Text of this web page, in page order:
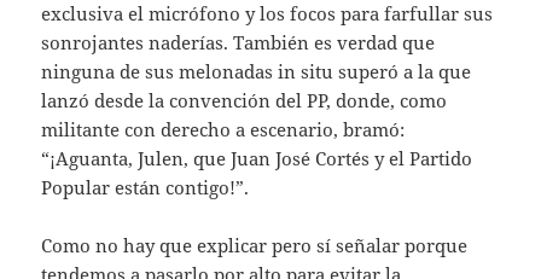
exclusiva el micrófono y los focos para farfullar sus
sonrojantes naderías. También es verdad que
ninguna de sus melonadas in situ superó a la que
lanzó desde la convención del PP, donde, como
militante con derecho a escenario, bramó:
“¡Aguanta, Julen, que Juan José Cortés y el Partido
Popular están contigo!”.
Como no hay que explicar pero sí señalar porque